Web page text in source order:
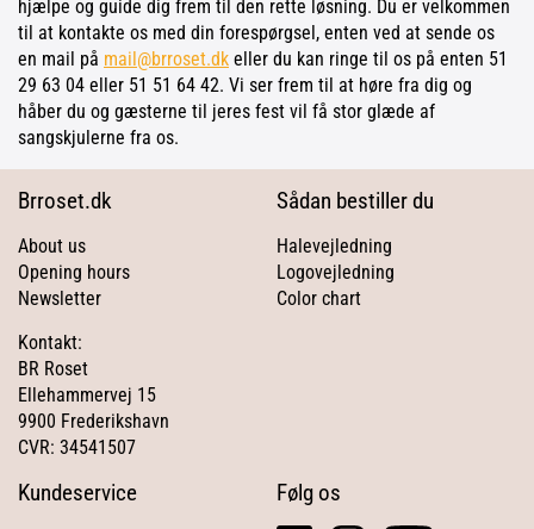
hjælpe og guide dig frem til den rette løsning. Du er velkommen
til at kontakte os med din forespørgsel, enten ved at sende os
en mail på mail@brroset.dk eller du kan ringe til os på enten 51
29 63 04 eller 51 51 64 42. Vi ser frem til at høre fra dig og
håber du og gæsterne til jeres fest vil få stor glæde af
sangskjulerne fra os.
Brroset.dk
About us
Opening hours
Newsletter
Kontakt:
BR Roset
Ellehammervej 15
9900 Frederikshavn
CVR: 34541507
Sådan bestiller du
Halevejledning
Logovejledning
Color chart
Kundeservice Følg os